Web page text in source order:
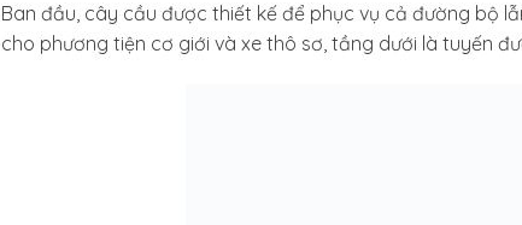
Ban đầu, cây cầu được thiết kế để phục vụ cả đường bộ
cho phương tiện cơ giới và xe thô sơ, tầng dưới là tuyến